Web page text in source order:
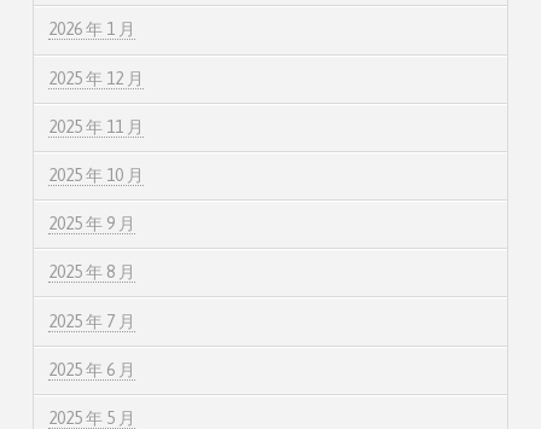
2026 年 1 月
2025 年 12 月
2025 年 11 月
2025 年 10 月
2025 年 9 月
2025 年 8 月
2025 年 7 月
2025 年 6 月
2025 年 5 月